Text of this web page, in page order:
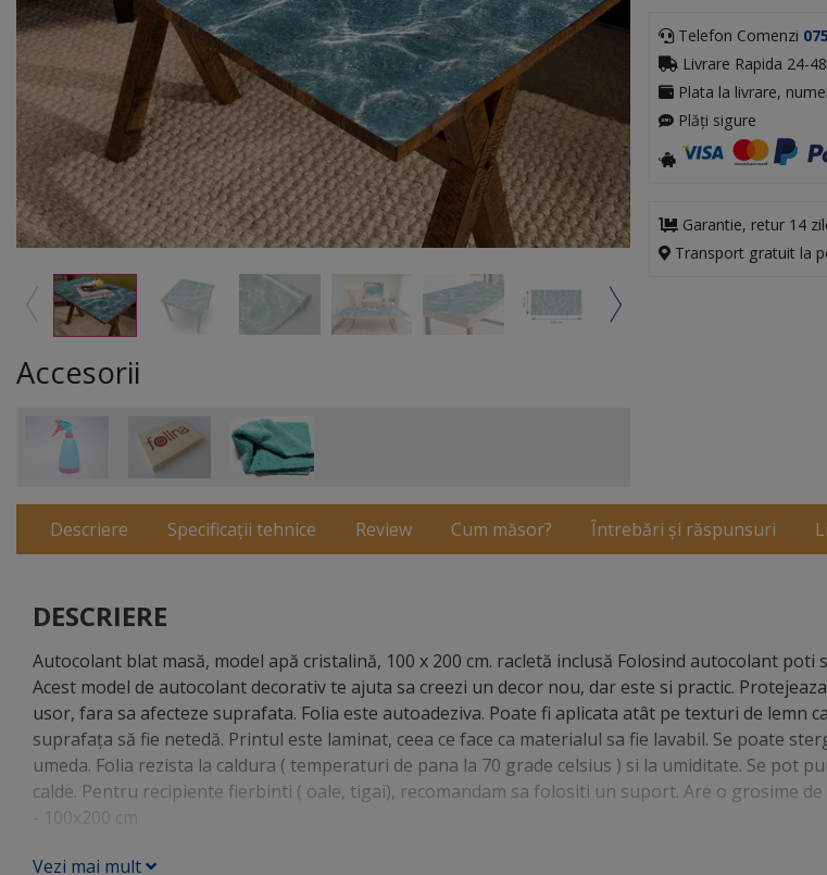
Accesorii
Telefon Comenzi
Livrare Rapida 24-
Plata la livrare,
Plăți sigure
Garantie, retur 14
Transport gratuit la
Descriere Specificații tehnice Review Cum măsor? Întrebări și răspunsuri
DESCRIERE
Autocolant blat masă, model apă cristalină, 100 x 200 cm. racletă inclusă Folosind autocolant poti
Acest model de autocolant decorativ te ajuta sa creezi un decor nou, dar este si practic.
usor, fara sa afecteze suprafata. Folia este autoadeziva. Poate fi aplicata atât pe texturi de lemn
suprafața să fie netedă. Printul este laminat, ceea ce face ca materialul sa fie lavabil. Se poate
umeda. Folia rezista la caldura ( temperaturi de pana la 70 grade celsius ) si la umiditate. Se pot
calde. Pentru recipiente fierbinti ( oale, tigai), recomandam sa folositi un suport. Are o grosime
- 100x200 cm
Vezi mai mult